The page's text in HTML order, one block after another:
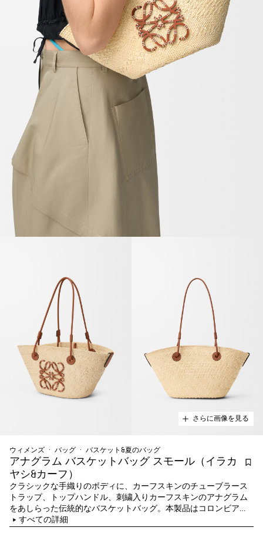
さらに画像を見る
ウィメンズ バッグ バスケット&夏のバッグ
アナグラム バスケットバッグ スモール（イラカ
ヤシ&カーフ）
クラシックな手織りのボディに、カーフスキンのチューブラース
トラップ、トップハンドル、刺繍入りカーフスキンのアナグラム
をあしらった伝統的なバスケットバッグ。本製品はコロンビアで
栽培、収穫、天日干しされ、現地の職人によって手織りされたイ
すべての詳細